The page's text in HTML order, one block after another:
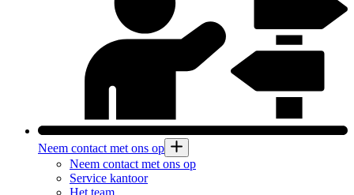
Neem contact met ons op
Neem contact met ons op
Service kantoor